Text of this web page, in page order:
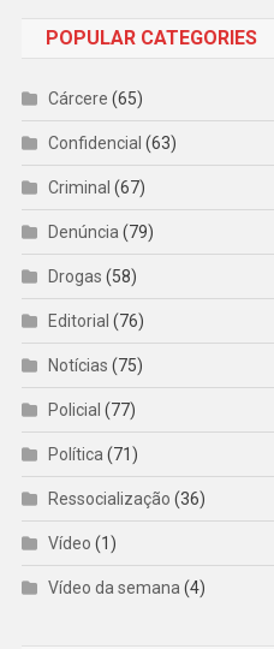
POPULAR CATEGORIES
Cárcere (65)
Confidencial (63)
Criminal (67)
Denúncia (79)
Drogas (58)
Editorial (76)
Notícias (75)
Policial (77)
Política (71)
Ressocialização (36)
Vídeo (1)
Vídeo da semana (4)